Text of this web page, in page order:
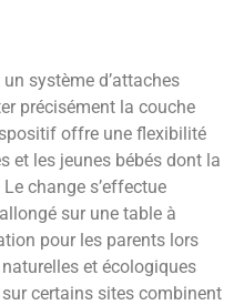
système d’attaches
précisément la couche
offre une flexibilité
et les jeunes bébés dont la
change s’effectue
sur une table à
pour les parents lors
et écologiques
certains sites combinent